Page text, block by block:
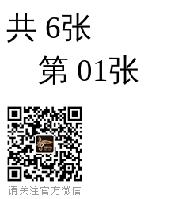
共 6张
第 01张